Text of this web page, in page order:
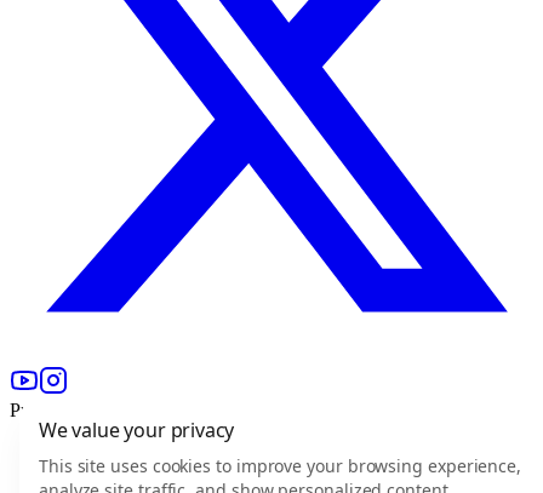
Produkt
For virksomheder
We value your privacy
This site uses cookies to improve your browsing experience,